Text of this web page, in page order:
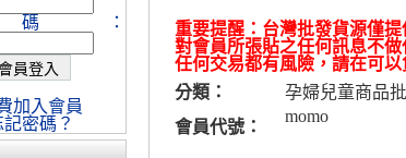
重要提醒：台灣批發貨源僅
對會員所張貼之任何訊息不做
任何交易都有風險，請在可
分類：
孕婦兒童商品
會員代號：
momo
：
加入會員
記密碼？